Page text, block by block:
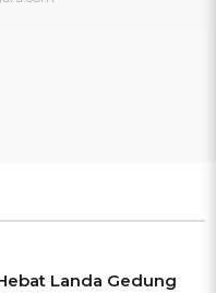
Landa Gedung